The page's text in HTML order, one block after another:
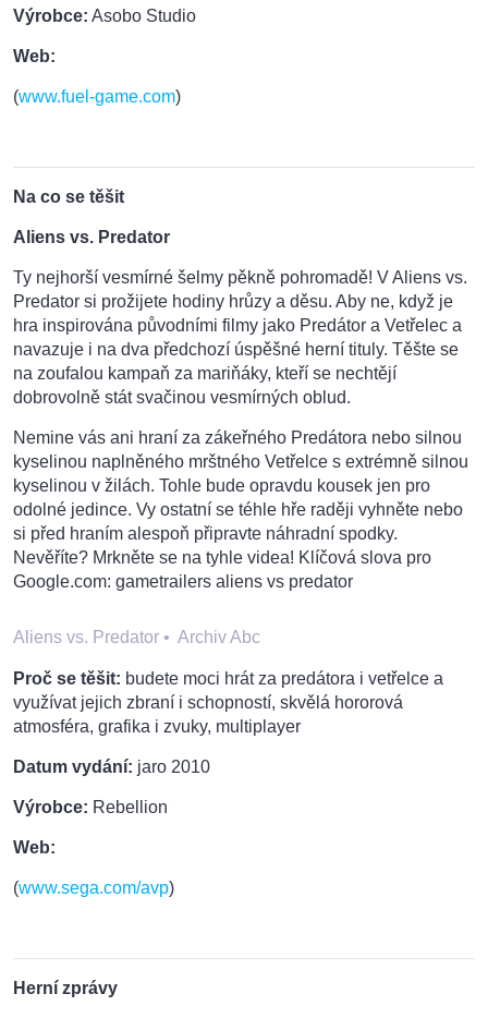
Výrobce: Asobo Studio
Web:
(www.fuel-game.com)
Na co se těšit
Aliens vs. Predator
Ty nejhorší vesmírné šelmy pěkně pohromadě! V Aliens vs.
Predator si prožijete hodiny hrůzy a děsu. Aby ne, když je
hra inspirována původními filmy jako Predátor a Vetřelec a
navazuje i na dva předchozí úspěšné herní tituly. Těšte se
na zoufalou kampaň za mariňáky, kteří se nechtějí
dobrovolně stát svačinou vesmírných oblud.
Nemine vás ani hraní za zákeřného Predátora nebo silnou
kyselinou naplněného mrštného Vetřelce s extrémně silnou
kyselinou v žilách. Tohle bude opravdu kousek jen pro
odolné jedince. Vy ostatní se téhle hře raději vyhněte nebo
si před hraním alespoň připravte náhradní spodky.
Nevěříte? Mrkněte se na tyhle videa! Klíčová slova pro
Google.com: gametrailers aliens vs predator
Aliens vs. Predator • Archiv Abc
Proč se těšit: budete moci hrát za predátora i vetřelce a
využívat jejich zbraní i schopností, skvělá hororová
atmosféra, grafika i zvuky, multiplayer
Datum vydání: jaro 2010
Výrobce: Rebellion
Web:
(www.sega.com/avp)
Herní zprávy